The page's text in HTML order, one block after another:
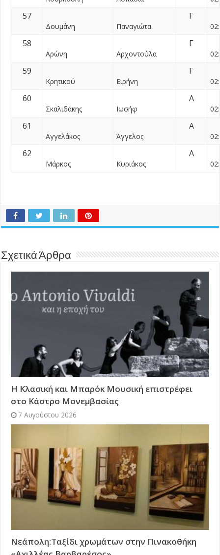
57
Δουμάνη Παναγιώτα
Γ
58
Αρώνη Αρχοντούλα
Γ
59
Κρητικού Ειρήνη
Γ
60
Σκαλιδάκης Ιωσήφ
Α
61
Αγγελάκος Άγγελος
Α
62
Μάρκος Κυριάκος
Α
Σχετικά Άρθρα
Η Κλασική και Μπαρόκ Μουσική επιστρέφει
στο Κάστρο Μονεμβασίας
7 Αυγούστου 2026
Νεάπολη:Ταξίδι χρωμάτων στην Πινακοθήκη